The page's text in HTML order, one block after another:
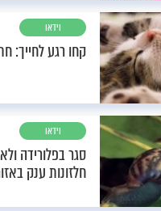
וידאו
קחו רגע לחייך:
וידאו
סגר בפלורידה
חלזונות ענק